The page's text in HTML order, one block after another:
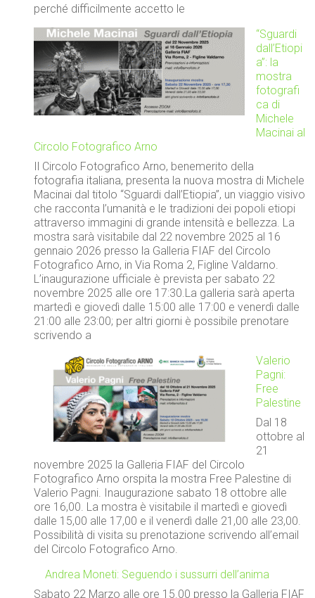
perché difficilmente accetto le
“Sguardi
dall’Etiopi
a”: la
mostra
fotografi
ca di
Michele
Macinai al
Circolo Fotografico Arno
Il Circolo Fotografico Arno, benemerito della
fotografia italiana, presenta la nuova mostra di Michele
Macinai dal titolo “Sguardi dall’Etiopia”, un viaggio visivo
che racconta l’umanità e le tradizioni dei popoli etiopi
attraverso immagini di grande intensità e bellezza. La
mostra sarà visitabile dal 22 novembre 2025 al 16
gennaio 2026 presso la Galleria FIAF del Circolo
Fotografico Arno, in Via Roma 2, Figline Valdarno.
L’inaugurazione ufficiale è prevista per sabato 22
novembre 2025 alle ore 17:30.La galleria sarà aperta
martedì e giovedì dalle 15:00 alle 17:00 e venerdì dalle
21:00 alle 23:00; per altri giorni è possibile prenotare
scrivendo a
Valerio
Pagni:
Free
Palestine
Dal 18
ottobre al
21
novembre 2025 la Galleria FIAF del Circolo
Fotografico Arno orspita la mostra Free Palestine di
Valerio Pagni. Inaugurazione sabato 18 ottobre alle
ore 16,00. La mostra è visitabile il martedì e giovedì
dalle 15,00 alle 17,00 e il venerdì dalle 21,00 alle 23,00.
Possibilità di visita su prenotazione scrivendo all’email
del Circolo Fotografico Arno.
Andrea Moneti: Seguendo i sussurri dell’anima
Sabato 22 Marzo alle ore 15.00 presso la Galleria FIAF